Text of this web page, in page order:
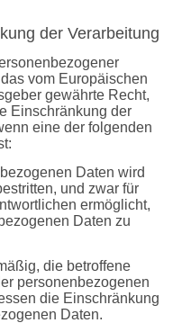
der Verarbeitung
vom Europäischen
gewährte Recht,
Einschränkung der
eine der folgenden
Daten wird
und zwar für
ermöglicht,
Daten zu
die betroffene
personenbezogenen
die Einschränkung
Daten.